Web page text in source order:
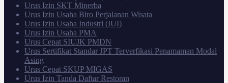
Urus Izin SKT Minerba
Urus Izin Usaha Biro Perjalanan Wisata
Urus Izin Usaha Industri (IUI)
Urus Izin Usaha PMA
Urus Cepat SIUJK PMDN
Urus Sertifikat Standar JPT Terverfikasi Penamaman Modal
Asing
Urus Cepat SKUP MIGAS
Urus Izin Tanda Daftar Restoran